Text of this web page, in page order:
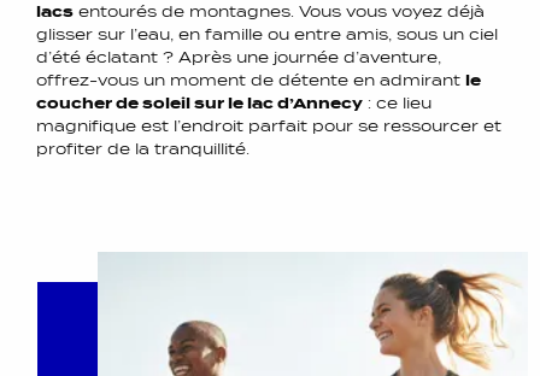
lacs entourés de montagnes. Vous vous voyez déjà
glisser sur l’eau, en famille ou entre amis, sous un ciel
d’été éclatant ? Après une journée d’aventure,
offrez-vous un moment de détente en admirant le
coucher de soleil sur le lac d’Annecy : ce lieu
magnifique est l’endroit parfait pour se ressourcer et
profiter de la tranquillité.